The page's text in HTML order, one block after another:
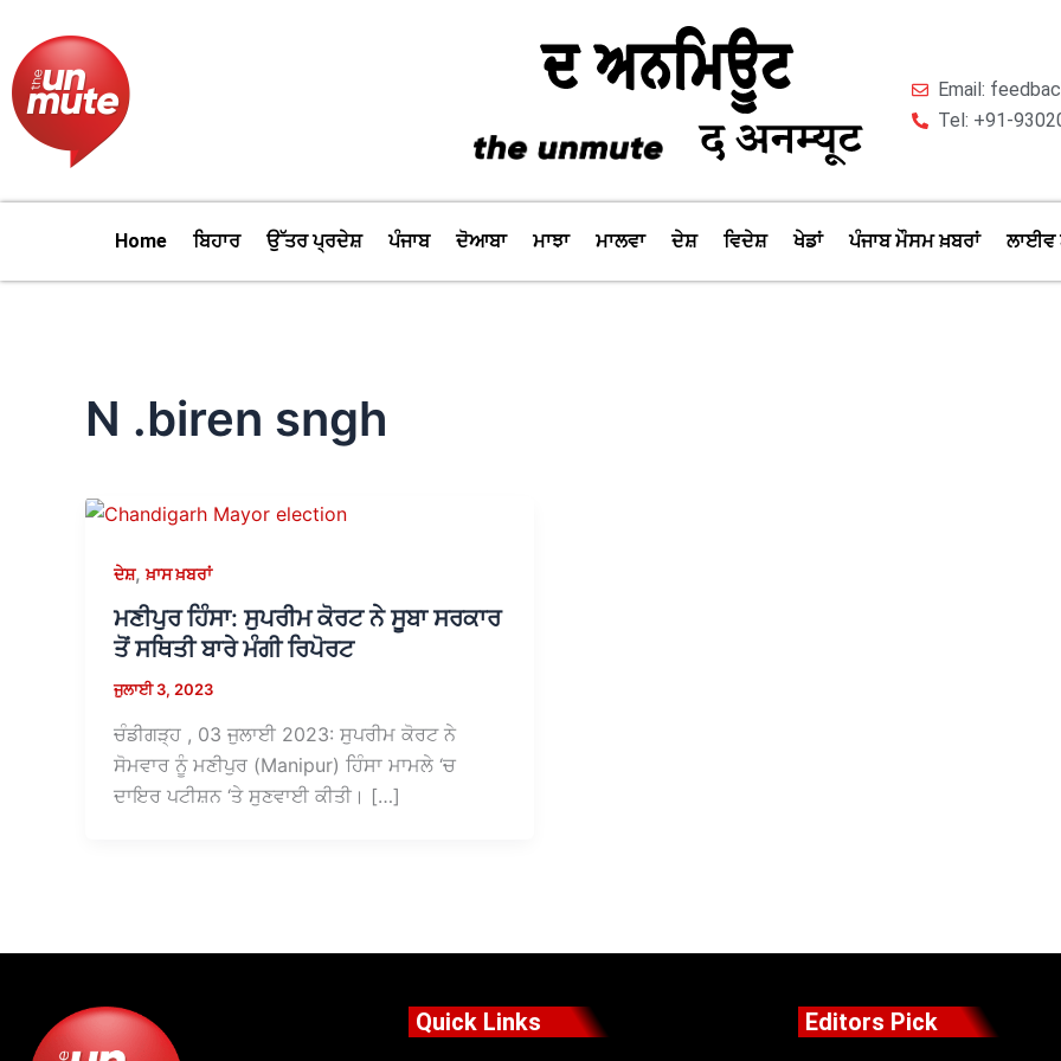
content
Email:
Tel: +91-
Home ਬਿਹਾਰ ਉੱਤਰ ਪ੍ਰਦੇਸ਼ ਪੰਜਾਬ ਦੋਆਬਾ ਮਾਝਾ ਮਾਲਵਾ ਦੇਸ਼ ਵਿਦੇਸ਼ ਖੇਡਾਂ ਪੰਜਾਬ ਮੌਸਮ ਖ਼ਬਰਾਂ ਲਾਈਵ
N .biren sngh
ਦੇਸ਼,ਖ਼ਾਸ ਖ਼ਬਰਾਂ
ਮਣੀਪੁਰ ਹਿੰਸਾ: ਸੁਪਰੀਮ ਕੋਰਟ ਨੇ ਸੂਬਾ ਸਰਕਾਰ
ਤੋਂ ਸਥਿਤੀ ਬਾਰੇ ਮੰਗੀ ਰਿਪੋਰਟ
ਜੁਲਾਈ 3, 2023
ਚੰਡੀਗੜ੍ਹ , 03 ਜੁਲਾਈ 2023: ਸੁਪਰੀਮ ਕੋਰਟ ਨੇ
ਸੋਮਵਾਰ ਨੂੰ ਮਣੀਪੁਰ (Manipur) ਹਿੰਸਾ ਮਾਮਲੇ ‘ਚ
ਦਾਇਰ ਪਟੀਸ਼ਨ ‘ਤੇ ਸੁਣਵਾਈ ਕੀਤੀ। […]
Quick Links Editors Pick